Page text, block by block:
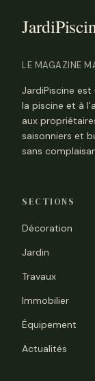
LE MAGAZINE
JardiPiscine
la piscine et à
aux
saisonniers et
sans
SECTIONS
Décoration
Jardin
Travaux
Immobilier
Équipement
Actualités